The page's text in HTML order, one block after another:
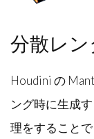
分散レ
Houdini の
ング時に生成
理をすること